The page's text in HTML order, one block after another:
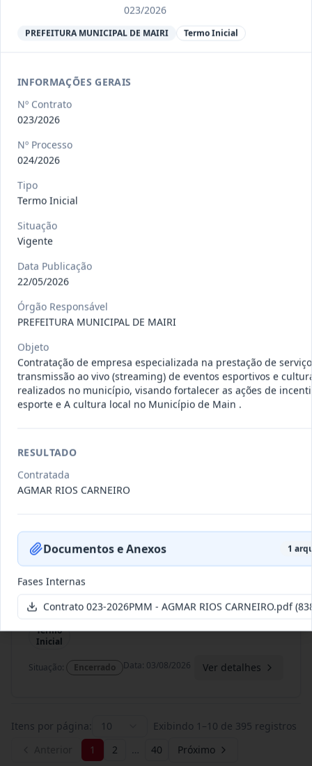
Termo
contrato a contratação de emp
Situação
012-
2023
Termo
Inicial
para apresentação musi
011-
Termo
Inicial
Contratação de empresa especializada
Situação: Encerrado Data:04/08/2026 Ver detalhes
010-
2023
Termo
Constitui o objeto do presente
Situação: Encerrado Data:03/08/2026 Ver detalhes
2023
Termo
Inicial
prestação de serviços de...
Situação: Encerrado Data: 03/08/2026 Ver detalhes
Itens por página: 10 Exibindo 1 –10 de 395 registros
1 2 … 40 Próximo
023/2026
PREFEITURA MUNICIPAL DE MAIRI Termo Inicial
INFORMAÇÕES GERAIS
Nº Contrato
023/2026
Nº Processo
024/2026
Tipo
Termo Inicial
Situação
Vigente
Data Publicação
22/05/2026
Órgão Responsável
PREFEITURA MUNICIPAL DE MAIRI
Objeto
Contratação de empresa especializada na prestação de
transmissão ao vivo (streaming) de eventos esportivos e
realizados no município, visando fortalecer as ações de
esporte e A cultura local no Município de Main .
RESULTADO
Contratada
AGMAR RIOS CARNEIRO
Documentos e Anexos 1
Fases Internas
Contrato 023-2026PMM - AGMAR RIOS CARNEIRO.pdf